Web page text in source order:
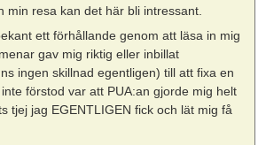
min resa kan det här bli intressant.
ett förhållande genom att läsa in mig
gav mig riktig eller inbillat
ingen skillnad egentligen) till att fixa en
förstod var att PUA:an gjorde mig helt
tjej jag EGENTLIGEN fick och lät mig få